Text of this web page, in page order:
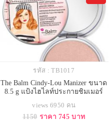
รหัส : TB1017
The Balm Cindy-Lou Manizer ขนาด
8.5 g แป้งไฮไลท์ประกายชิมเมอร์
เพิ่มมิติให้แก่ใบหน้า ใช้ไล้สันจมูกให้
แลดูคม หรือไล้หน้าผากและปลาย
views 6950 คน
1150 ราคา 745 บาท